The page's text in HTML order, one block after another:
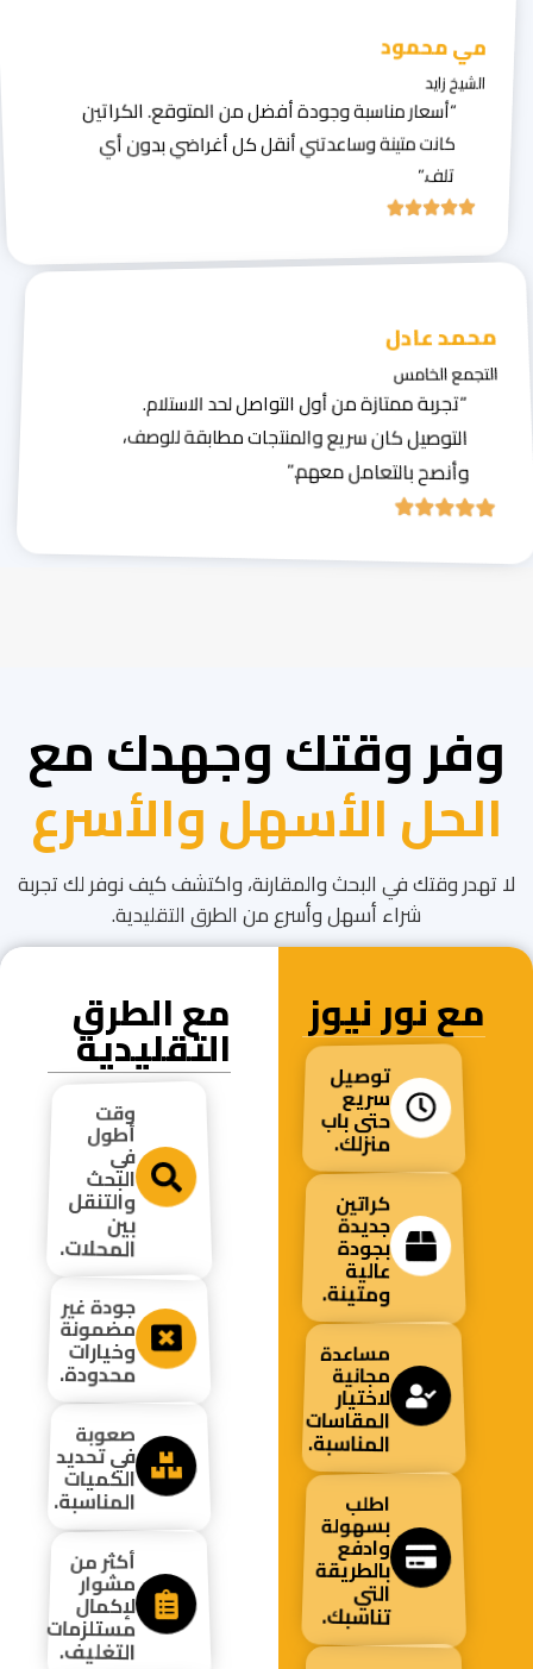
مي محمود
الشيخ زايد
“أسعار مناسبة وجودة أفضل من المتوقع. الكراتين
كانت متينة وساعدتني أنقل كل أغراضي بدون أي
تلف.”
محمد عادل
التجمع الخامس
“تجربة ممتازة من أول التواصل لحد الاستلام.
التوصيل كان سريع والمنتجات مطابقة للوصف،
وأنصح بالتعامل معهم.”
وفر وقتك وجهدك مع
الحل الأسهل والأسرع
لا تهدر وقتك في البحث والمقارنة، واكتشف كيف نوفر لك تجربة
شراء أسهل وأسرع من الطرق التقليدية.
مع نور نيوز
توصيل
سريع
حتى باب
منزلك.
كراتين
جديدة
بجودة
عالية
ومتينة.
مساعدة
مجانية
لاختيار
المقاسات
المناسبة.
اطلب
بسهولة
وادفع
بالطريقة
التي
تناسبك.
مع الطرق
التقليدية
وقت
أطول
في
البحث
والتنقل
بين
المحلات.
جودة غير
مضمونة
وخيارات
محدودة.
صعوبة
في تحديد
الكميات
المناسبة.
أكثر من
مشوار
لإكمال
مستلزمات
التغليف.